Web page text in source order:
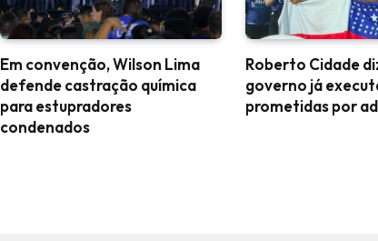
Em convenção, Wilson Lima
defende castração química
para estupradores
condenados
Roberto Cidade
governo já
prometidas por